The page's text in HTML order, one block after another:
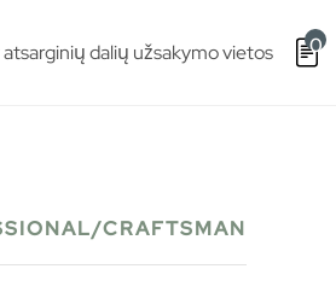
dalių užsakymo vietos 0
CRAFTSMAN